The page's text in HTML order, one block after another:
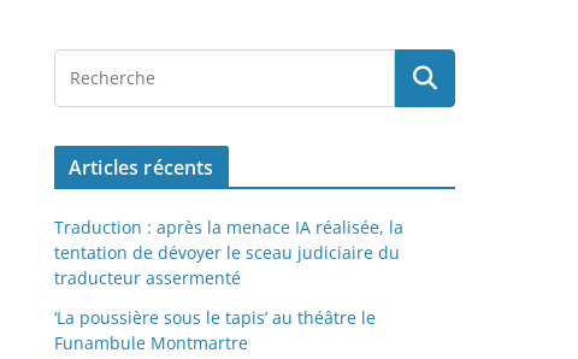
Articles récents
Traduction : après la menace IA réalisée, la
tentation de dévoyer le sceau judiciaire du
traducteur assermenté
‘La poussière sous le tapis’ au théâtre le
Funambule Montmartre